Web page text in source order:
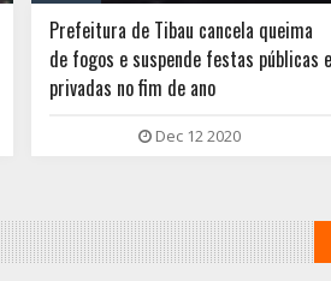
Prefeitura de Tibau cancela queima
de fogos e suspende festas públicas e
privadas no fim de ano
Dec 12 2020